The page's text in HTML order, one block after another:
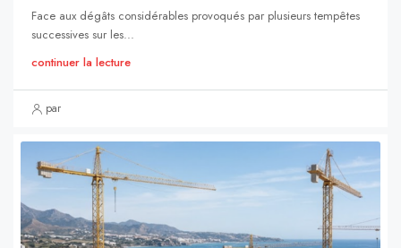
Face aux dégâts considérables provoqués par plusieurs tempêtes
successives sur les...
continuer la lecture
par